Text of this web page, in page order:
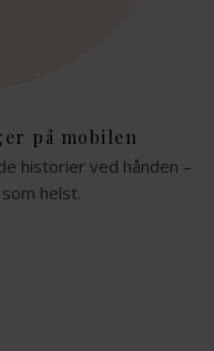
på mobilen
historier ved hånden –
helst.